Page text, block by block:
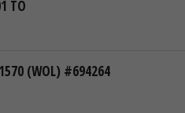
TO
(WOL) #694264